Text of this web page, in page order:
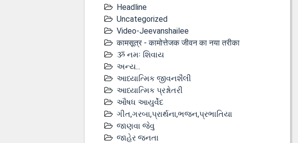
Headline
Uncategorized
Video-Jeevanshailee
कामसूत्र - कामोत्तेजक जीवन का नया तरीका
ૐ નમઃ શિવાય
અન્ય...
આધ્યાત્મિક જીવનશૈલી
આધ્યાત્મિક પ્રશ્નોતરી
ઔષધ આયુર્વેદ
ગીત,ગરબા,પ્રાર્થના,ભજન,પ્રભાતિયા
જાણવા જેવુ
જાહેર જનતા